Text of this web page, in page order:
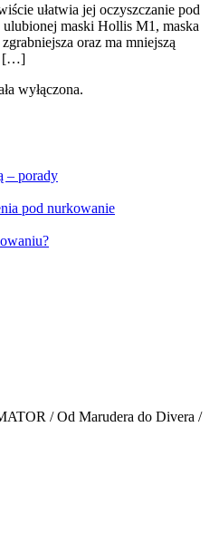
ułatwia jej oczyszczanie pod
maski Hollis M1, maska
oraz ma mniejszą
[…]
wyłączona.
– porady
pod nurkowanie
/ Od Marudera do Divera /